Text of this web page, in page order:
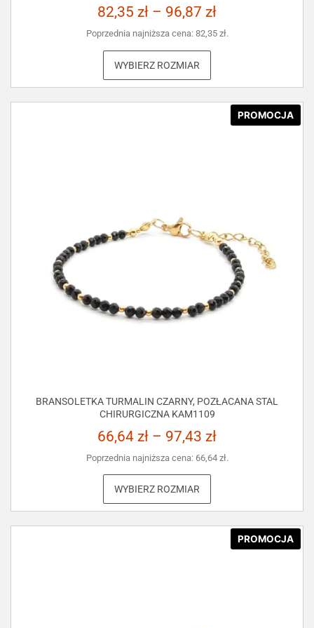
82,35 zł – 96,87 zł
Poprzednia najniższa cena: 82,35 zł.
WYBIERZ ROZMIAR
PROMOCJA
BRANSOLETKA TURMALIN CZARNY, POZŁACANA STAL
CHIRURGICZNA KAM1109
66,64 zł – 97,43 zł
Poprzednia najniższa cena: 66,64 zł.
WYBIERZ ROZMIAR
PROMOCJA